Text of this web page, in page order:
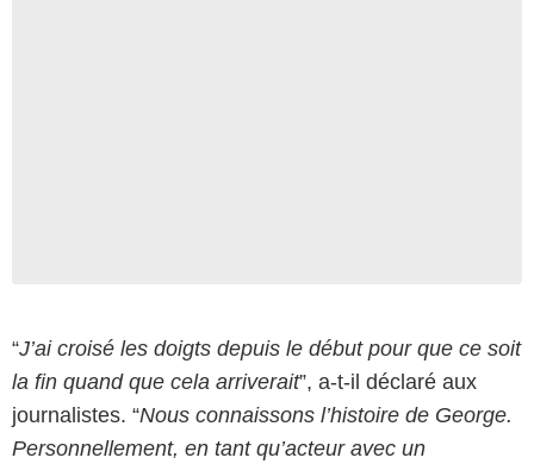
“J’ai croisé les doigts depuis le début pour que ce soit
la fin quand que cela arriverait”, a-t-il déclaré aux
journalistes. “Nous connaissons l’histoire de George.
Personnellement, en tant qu’acteur avec un